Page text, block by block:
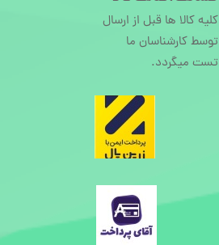
کلیه کالا ها قبل از ارسال
توسط کارشناسان ما
تست میگردد.